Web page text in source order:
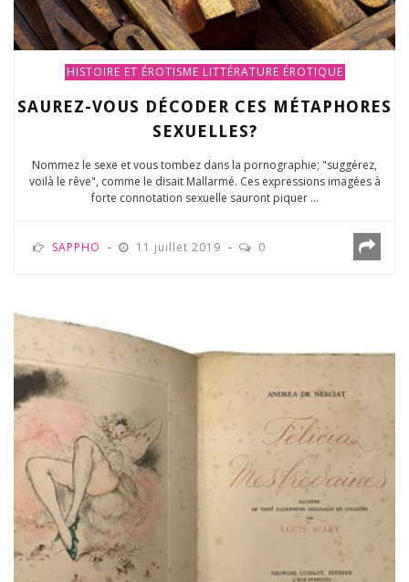
HISTOIRE ET ÉROTISME LITTÉRATURE ÉROTIQUE
SAUREZ-VOUS DÉCODER CES MÉTAPHORES
SEXUELLES?
Nommez le sexe et vous tombez dans la pornographie; "suggérez,
voilà le rêve", comme le disait Mallarmé. Ces expressions imagées à
forte connotation sexuelle sauront piquer ...
SAPPHO 11 juillet 2019 0